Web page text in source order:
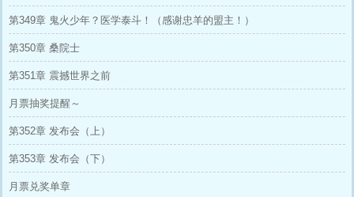
第349章 鬼火少年？医学泰斗！（感谢忠羊的盟主！）
第350章 桑院士
第351章 震撼世界之前
月票抽奖提醒～
第352章 发布会（上）
第353章 发布会（下）
月票兑奖单章